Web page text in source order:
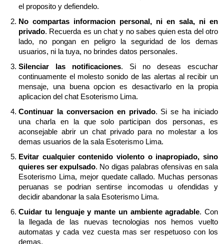
el proposito y defiendelo.
No compartas informacion personal, ni en sala, ni en
privado. Recuerda es un chat y no sabes quien esta del otro
lado, no pongan en peligro la seguridad de los demas
usuarios, ni la tuya, no brindes datos personales.
Silenciar las notificaciones. Si no deseas escuchar
continuamente el molesto sonido de las alertas al recibir un
mensaje, una buena opcion es desactivarlo en la propia
aplicacion del chat Esoterismo Lima.
Continuar la conversacion en privado. Si se ha iniciado
una charla en la que solo participan dos personas, es
aconsejable abrir un chat privado para no molestar a los
demas usuarios de la sala Esoterismo Lima.
Evitar cualquier contenido violento o inapropiado, sino
quieres ser expulsado. No digas palabras ofensivas en sala
Esoterismo Lima, mejor quedate callado. Muchas personas
peruanas se podrian sentirse incomodas u ofendidas y
decidir abandonar la sala Esoterismo Lima.
Cuidar tu lenguaje y mante un ambiente agradable. Con
la llegada de las nuevas tecnologias nos hemos vuelto
automatas y cada vez cuesta mas ser respetuoso con los
demas.